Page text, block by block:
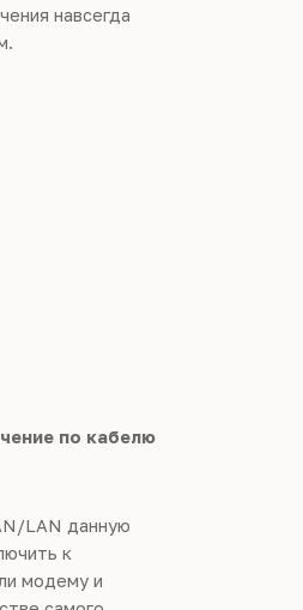
навсегда
по кабелю
LAN данную
к
модему и